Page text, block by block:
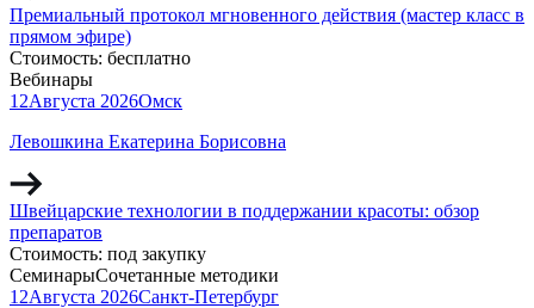
Премиальный протокол мгновенного действия (мастер класс в
прямом эфире)
Стоимость: бесплатно
Вебинары
12Августа 2026Омск
Левошкина Екатерина Борисовна
Швейцарские технологии в поддержании красоты: обзор
препаратов
Стоимость: под закупку
СеминарыСочетанные методики
12Августа 2026Санкт-Петербург